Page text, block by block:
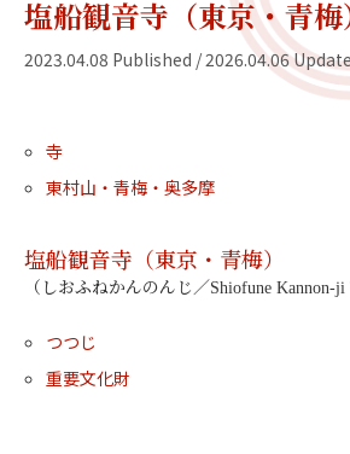
塩船観音寺（東京・青梅
2023.04.08 Published / 2026.04.06
寺
東村山・青梅・奥多摩
塩船観音寺（東京・青梅）
（しおふねかんのんじ／Shiofune Kannon-ji
つつじ
重要文化財